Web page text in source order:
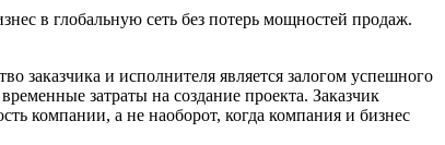
в глобальную сеть без потерь мощностей продаж.
заказчика и исполнителя является залогом успешного
затраты на создание проекта. Заказчик
компании, а не наоборот, когда компания и бизнес